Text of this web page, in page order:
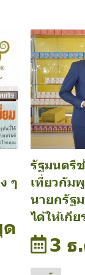
ๆ
รัฐมนตรี
เที่ยวกัม
นายกรัฐ
ได้ให้เกี
3 ธ